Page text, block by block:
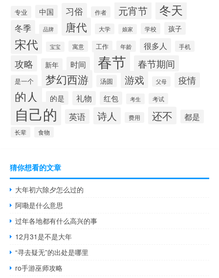
专业 中国 习俗 作者 元宵节 冬天
冬季 品牌 唐代 大学 娘家 学校 孩子
宋代 宝宝 寓意 工作 年龄 很多人 手机
攻略 新年 时间 春节 春节期间
是一个 梦幻西游 汤圆 游戏 父母 疫情
的人 的是 礼物 红包 考生 考试
自己的 英语 诗人 费用 还不 都是
长辈 食物
猜你想看的文章
大年初六除夕怎么过的
阿嘞是什么意思
过年各地都有什么高兴的事
12月31是不是大年
“寻去疑无”的出处是哪里
ro手游巫师攻略